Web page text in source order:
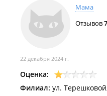
Мама
Отзывов7
22 декабря 2024 г.
Оценка:
Филиал: ул.